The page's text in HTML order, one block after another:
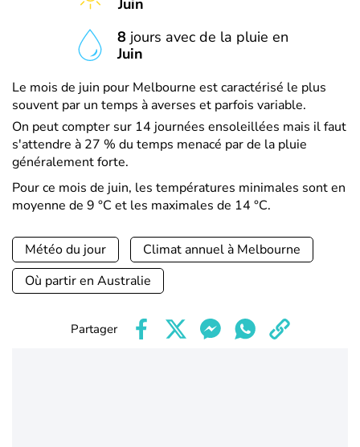
Juin
8 jours avec de la pluie en
Juin
Le mois de juin pour Melbourne est caractérisé le plus
souvent par un temps à averses et parfois variable.
On peut compter sur 14 journées ensoleillées mais il faut
s'attendre à 27 % du temps menacé par de la pluie
généralement forte.
Pour ce mois de juin, les températures minimales sont en
moyenne de 9 °C et les maximales de 14 °C.
Météo du jour
Climat annuel à Melbourne
Où partir en Australie
Partager